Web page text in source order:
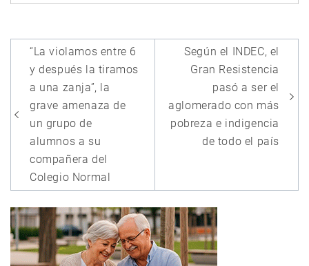
Navegación
de
entradas
“La violamos entre 6
y después la tiramos
a una zanja”, la
grave amenaza de
un grupo de
alumnos a su
compañera del
Colegio Normal
Según el INDEC, el
Gran Resistencia
pasó a ser el
aglomerado con más
pobreza e indigencia
de todo el país